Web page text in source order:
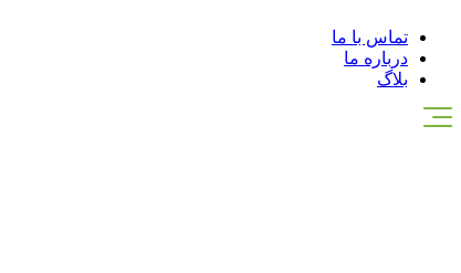
تماس با ما
درباره ما
بلاگ